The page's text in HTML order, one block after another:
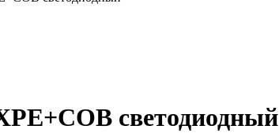
светодиодный